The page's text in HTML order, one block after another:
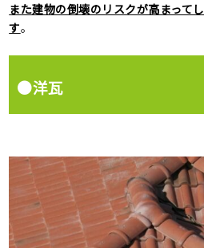
また建物の倒壊のリスクが高まって
す。
●洋瓦